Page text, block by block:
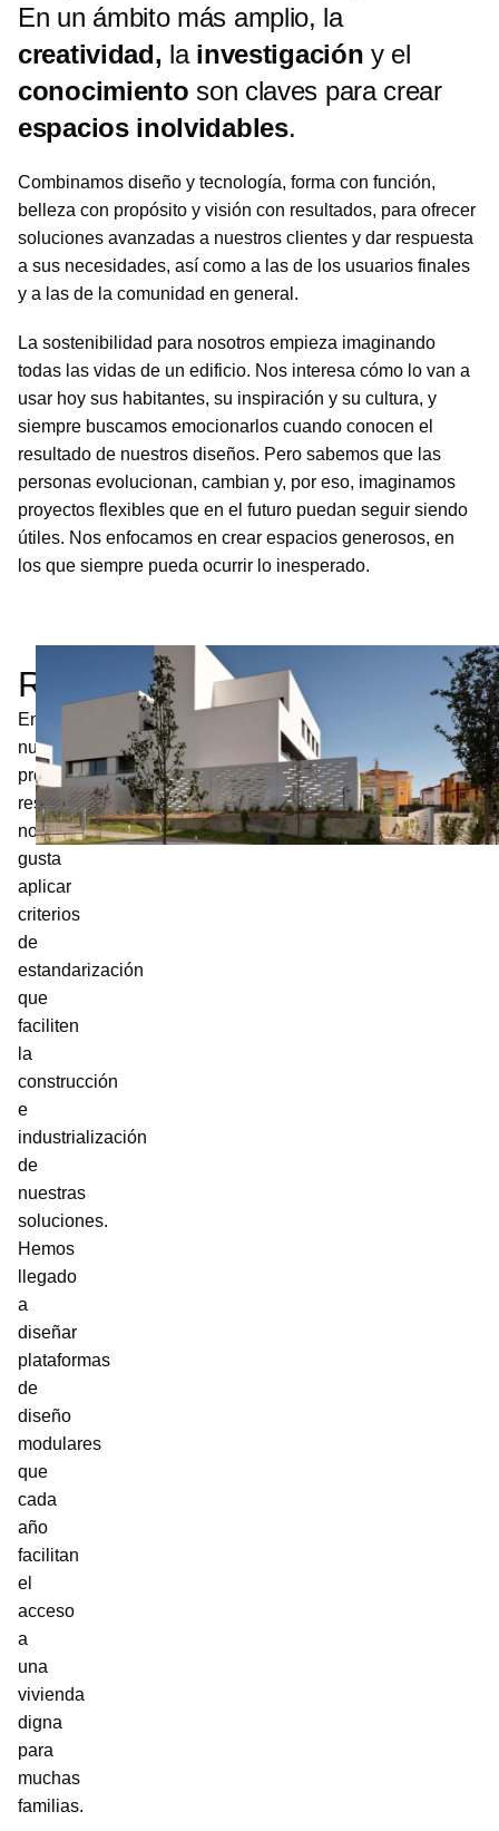
En un ámbito más amplio, la
creatividad, lainvestigación y el
conocimiento son claves para crear
espacios inolvidables.
Combinamos diseño y tecnología, forma con función,
belleza con propósito y visión con resultados, para ofrecer
soluciones avanzadas a nuestros clientes y dar respuesta
a sus necesidades, así como a las de los usuarios finales
y a las de la comunidad en general.
La sostenibilidad para nosotros empieza imaginando
todas las vidas de un edificio. Nos interesa cómo lo van a
usar hoy sus habitantes, su inspiración y su cultura, y
siempre buscamos emocionarlos cuando conocen el
resultado de nuestros diseños. Pero sabemos que las
personas evolucionan, cambian y, por eso, imaginamos
proyectos flexibles que en el futuro puedan seguir siendo
útiles. Nos enfocamos en crear espacios generosos, en
los que siempre pueda ocurrir lo inesperado.
Residencial
En
nuestros
proyectos
residenciales
nos
gusta
aplicar
criterios
de
estandarización
que
faciliten
la
construcción
e
industrialización
de
nuestras
soluciones.
Hemos
llegado
a
diseñar
plataformas
de
diseño
modulares
que
cada
año
facilitan
el
acceso
a
una
vivienda
digna
para
muchas
familias.